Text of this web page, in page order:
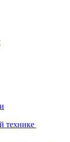
технике